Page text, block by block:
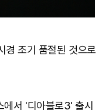
경 조기 품절된 것으로
서 '디아블로3' 출시